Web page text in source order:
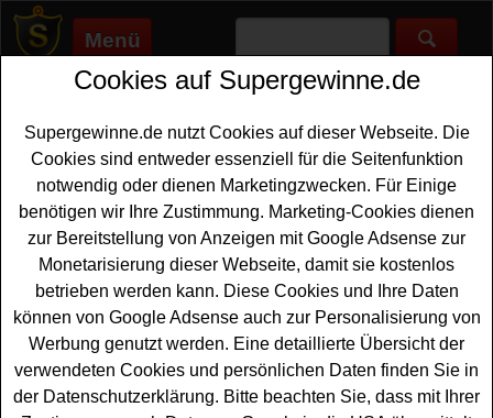
Menü
Supergewinne.de>Gewinnspiele>Technik Gewinnspiele>
Anzeige:
Anzeige:
Küchen Design Magazin
Gewinnspiel - KitchenAid
gewinnen
Wer gern eine hochwertige
möchte, sollte bei diesem kostenlosen Küchen Design
Magazin Gewinnspiel mitmachen. Verlost wird eine
Cookies auf Supergewinne.de
Supergewinne.de nutzt Cookies auf dieser Webseite. Die
Cookies sind entweder essenziell für die Seitenfunktion
notwendig oder dienen Marketingzwecken. Für Einige
benötigen wir Ihre Zustimmung. Marketing-Cookies dienen
zur Bereitstellung von Anzeigen mit Google Adsense zur
Monetarisierung dieser Webseite, damit sie kostenlos
betrieben werden kann. Diese Cookies und Ihre Daten
können von Google Adsense auch zur Personalisierung von
Werbung genutzt werden. Eine detaillierte Übersicht der
verwendeten Cookies und persönlichen Daten finden Sie in
der Datenschutzerklärung. Bitte beachten Sie, dass mit Ihrer